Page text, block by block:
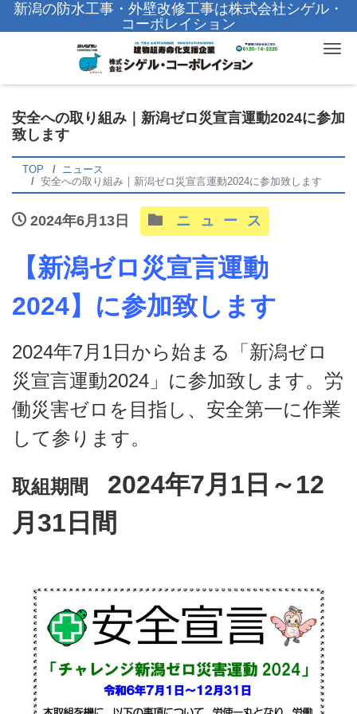
新潟の防水工事・外壁改修工事は株式会社シゲル・
コーポレイション
安全への取り組み｜新潟ゼロ災宣言運動2024に参加
致します
TOP
ニュース
安全への取り組み｜新潟ゼロ災宣言運動2024に参加致します
2024年6月13日 ニュース
【新潟ゼロ災宣言運動
2024】に参加致します
2024年7月1日から始まる「新潟ゼロ
災宣言運動2024」に参加致します。労
働災害ゼロを目指し、安全第一に作業
して参ります。
取組期間 2024年7月1日～12
月31日間